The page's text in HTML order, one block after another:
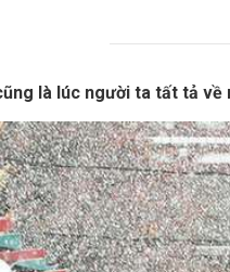
là lúc người ta tất tả về